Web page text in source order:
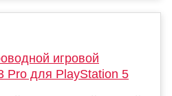
игровой
Pro для PlayStation 5